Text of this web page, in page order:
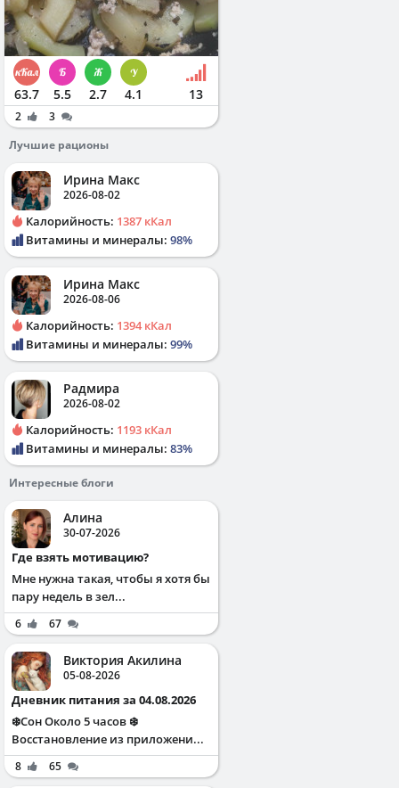
63.7 5.5 2.7 4.1 13
2
3
Лучшие рационы
Ирина Макс
2026-08-02
Калорийность: 1387 кКал
Витамины и минералы: 98%
Ирина Макс
2026-08-06
Калорийность: 1394 кКал
Витамины и минералы: 99%
Радмира
2026-08-02
Калорийность: 1193 кКал
Витамины и минералы: 83%
Интересные блоги
Алина
30-07-2026
Где взять мотивацию?
Мне нужна такая, чтобы я хотя бы
пару недель в зел...
6 67
Виктория Акилина
05-08-2026
Дневник питания за 04.08.2026
❄️Сон Около 5 часов ❄️
Восстановление из приложени...
8 65